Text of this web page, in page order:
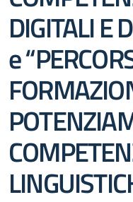
DIGITALI E
e